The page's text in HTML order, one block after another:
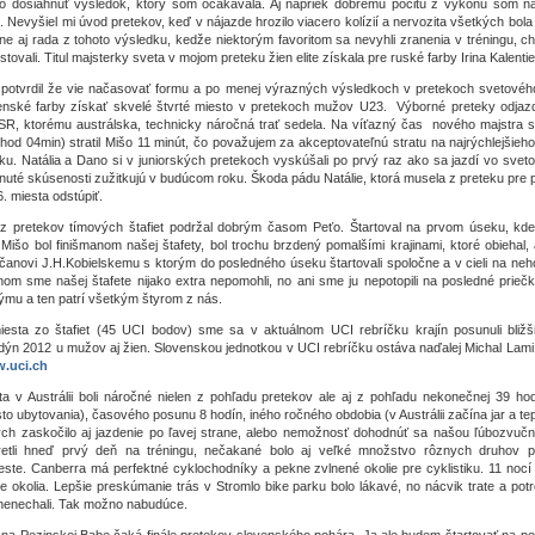
dosiahnuť výsledok, ktorý som očakávala. Aj napriek dobrému pocitu z výkonu som
Nevyšiel mi úvod pretekov, keď v nájazde hrozilo viacero kolízií a nervozita všetkých
aj rada z tohoto výsledku, kedže niektorým favoritom sa nevyhli zranenia v tréningu,
Titul majsterky sveta v mojom preteku žien elite získala pre ruské farby Irina
že vie načasovať formu a po menej výrazných výsledkoch v pretekoch
farby získať skvelé štvrté miesto v pretekoch mužov U23. Výborné preteky
ktorému austrálska, technicky náročná trať sedela. Na víťazný čas nového majstra
04min) stratil Mišo 11 minút, čo považujem za akceptovateľnú stratu na
Natália a Dano si v juniorských pretekoch vyskúšali po prvý raz ako sa jazdí vo
skúsenosti zužitkujú v budúcom roku. Škoda pádu Natálie, ktorá musela z preteku pre
miesta odstúpiť.
pretekov tímových štafiet podržal dobrým časom Peťo. Štartoval na prvom úseku,
bol finišmanom našej štafety, bol trochu brzdený pomalšími krajinami, ktoré
J.H.Kobielskemu s ktorým do posledného úseku štartovali spoločne a v cieli na
sme našej štafete nijako extra nepomohli, no ani sme ju nepotopili na posledné
a ten patrí všetkým štyrom z nás.
zo štafiet (45 UCI bodov) sme sa v aktuálnom UCI rebríčku krajín posunuli
2012 u mužov aj žien. Slovenskou jednotkou v UCI rebríčku ostáva naďalej Michal
v Austrálii boli náročné nielen z pohľadu pretekov ale aj z pohľadu nekonečnej 39
ubytovania), časového posunu 8 hodín, iného ročného obdobia (v Austrálii začína jar a
zaskočilo aj jazdenie po ľavej strane, alebo nemožnosť dohodnúť sa našou
hneď prvý deň na tréningu, nečakané bolo aj veľké množstvo rôznych druhov
Canberra má perfektné cyklochodníky a pekne zvlnené okolie pre cyklistiku. 11 nocí
okolia. Lepšie preskúmanie trás v Stromlo bike parku bolo lákavé, no nácvik trate a
Tak možno nabudúce.